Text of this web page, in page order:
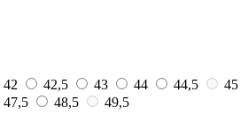
42 42,5 43 44 44,5
45
47,5 48,5
49,5